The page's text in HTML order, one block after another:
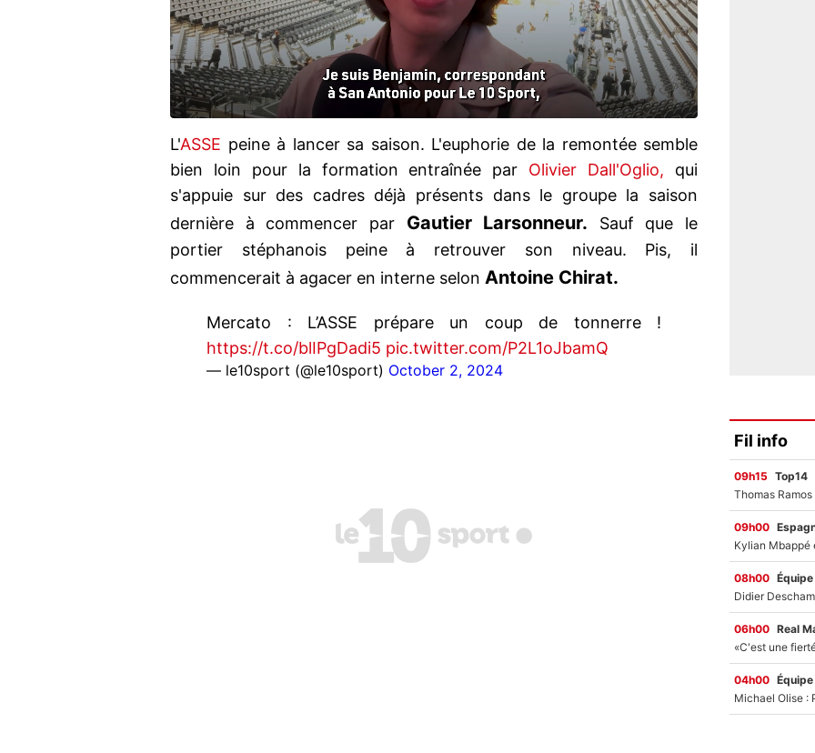
L'ASSE peine à lancer sa saison. L'euphorie de la remontée semble
bien loin pour la formation entraînée par Olivier Dall'Oglio, qui
s'appuie sur des cadres déjà présents dans le groupe la saison
dernière à commencer par Gautier Larsonneur. Sauf que le
portier stéphanois peine à retrouver son niveau. Pis, il
commencerait à agacer en interne selon Antoine Chirat.
Mercato : L’ASSE prépare un coup de tonnerre !
https://t.co/blIPgDadi5 pic.twitter.com/P2L1oJbamQ
— le10sport (@le10sport) October 2, 2024
Fil info
09h15 Top14
09h00
08h00
06h00 Real
04h00